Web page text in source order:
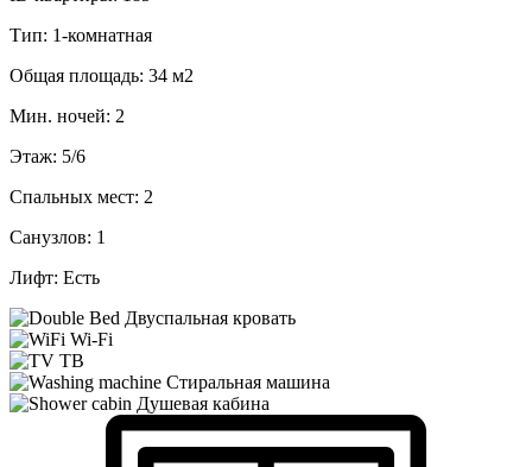
Тип: 1-комнатная
Общая площадь: 34 м2
Мин. ночей: 2
Этаж: 5/6
Спальных мест: 2
Санузлов: 1
Лифт: Есть
Двуспальная кровать
Wi-Fi
ТВ
Стиральная машина
Душевая кабина